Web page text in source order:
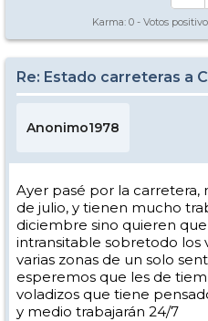
Karma: 0 - Votos
Re: Estado carreteras a
Anonimo1978
Ayer pasé por la carretera,
de julio, y tienen mucho
diciembre sino quieren
intransitable sobretodo los
varias zonas de un solo
esperemos que les de
voladizos que tiene
y medio trabajarán 24/7